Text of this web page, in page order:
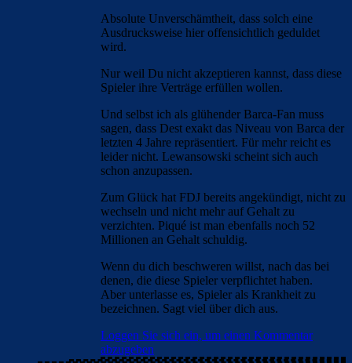
Absolute Unverschämtheit, dass solch eine
Ausdrucksweise hier offensichtlich geduldet
wird.
Nur weil Du nicht akzeptieren kannst, dass diese
Spieler ihre Verträge erfüllen wollen.
Und selbst ich als glühender Barca-Fan muss
sagen, dass Dest exakt das Niveau von Barca der
letzten 4 Jahre repräsentiert. Für mehr reicht es
leider nicht. Lewansowski scheint sich auch
schon anzupassen.
Zum Glück hat FDJ bereits angekündigt, nicht zu
wechseln und nicht mehr auf Gehalt zu
verzichten. Piqué ist man ebenfalls noch 52
Millionen an Gehalt schuldig.
Wenn du dich beschweren willst, nach das bei
denen, die diese Spieler verpflichtet haben.
Aber unterlasse es, Spieler als Krankheit zu
bezeichnen. Sagt viel über dich aus.
Loggen Sie sich ein, um einen Kommentar
abzugeben